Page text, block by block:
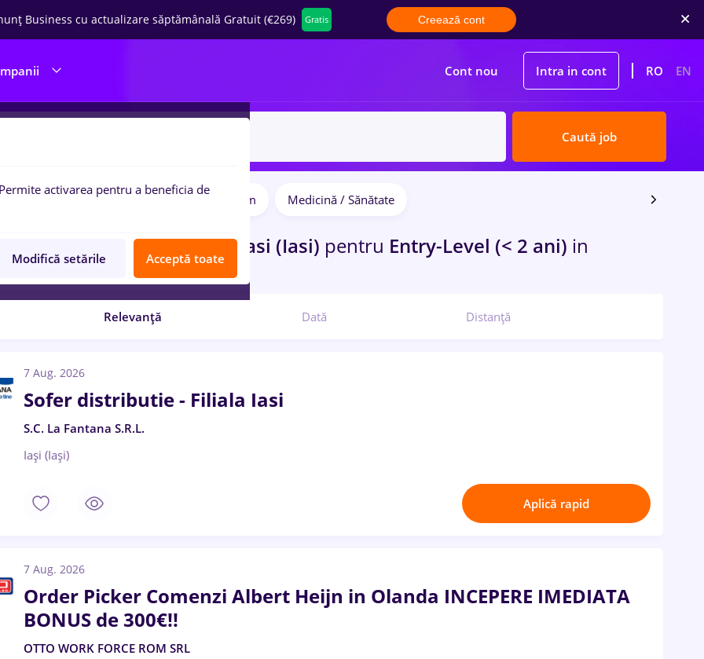
Business cu actualizare săptămânală Gratuit (€269) Gratis Creează cont
Cont nou Intra in cont RO EN
Caută job
IT / Telecom Medicină / Sănătate
Full timeinIasi (Iasi) pentru Entry-Level (< 2 ani) in
/ Distributie
Relevanță Dată Distanță
7 Aug. 2026
Sofer distributie - Filiala Iasi
S.C. La Fantana S.R.L.
Iași (Iași)
Aplică rapid
7 Aug. 2026
Order Picker Comenzi Albert Heijn in Olanda INCEPERE IMEDIATA
BONUS de 300€!!
OTTO WORK FORCE ROM SRL
Permite activarea pentru a beneficia de
Modifică setările Acceptă toate